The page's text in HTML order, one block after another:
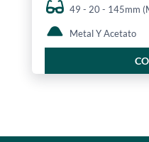
49 - 20 - 145mm
Metal Y Acetato